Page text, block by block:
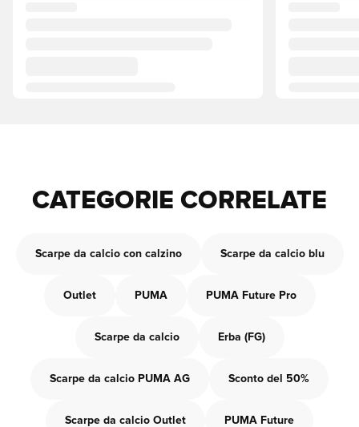
CATEGORIE CORRELATE
Scarpe da calcio con calzino Scarpe da calcio blu
Outlet PUMA PUMA Future Pro
Scarpe da calcio Erba (FG)
Scarpe da calcio PUMA AG Sconto del 50%
Scarpe da calcio Outlet PUMA Future